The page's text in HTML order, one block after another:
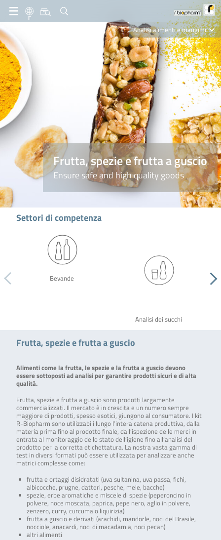
IT
Analisi alimenti e mangimi
Diagnostica Clinica
R-Biopharm AG
Nutrition Care
Frutta, spezie e frutta a guscio
Ensure safe and high quality goods
Settori di competenza
Bevande
Analisi dei succhi
Frutta, spezie e frutta a guscio
Alimenti come la frutta, le spezie e la frutta a guscio devono
essere sottoposti ad analisi per garantire prodotti sicuri e di alta
qualità.
Frutta, spezie e frutta a guscio sono prodotti largamente
commercializzati. Il mercato è in crescita e un numero sempre
maggiore di prodotti, spesso esotici, giungono al consumatore. I kit
R-Biopharm sono utilizzabili lungo l’intera catena produttiva, dalla
materia prima fino al prodotto finale, dall’ispezione delle merci in
entrata al monitoraggio dello stato dell’igiene fino all’analisi del
prodotto per la corretta etichettatura. La nostra vasta gamma di
test in diversi formati può essere utilizzata per analizzare anche
matrici complesse come:
frutta e ortaggi disidratati (uva sultanina, uva passa, fichi,
albicocche, prugne, datteri, pesche, mele, bacche)
spezie, erbe aromatiche e miscele di spezie (peperoncino in
polvere, noce moscata, paprica, pepe nero, aglio in polvere,
zenzero, curry, curcuma o liquirizia)
frutta a guscio e derivati (arachidi, mandorle, noci del Brasile,
nocciole, anacardi, noci di macadamia, noci pecan)
altri alimenti